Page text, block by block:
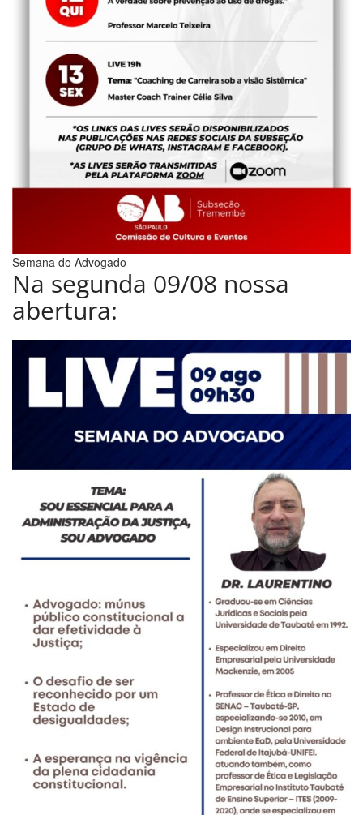
Semana do Advogado
Na segunda 09/08 nossa
abertura: